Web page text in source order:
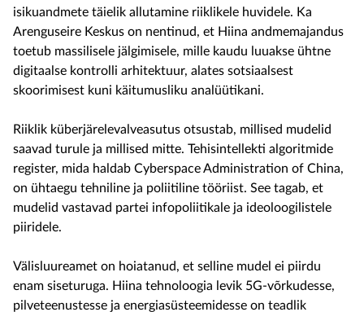
isikuandmete täielik allutamine riiklikele huvidele. Ka
Arenguseire Keskus on nentinud, et Hiina andmemajandus
toetub massilisele jälgimisele, mille kaudu luuakse ühtne
digitaalse kontrolli arhitektuur, alates sotsiaalsest
skoorimisest kuni käitumusliku analüütikani.
Riiklik küberjärelevalveasutus otsustab, millised mudelid
saavad turule ja millised mitte. Tehisintellekti algoritmide
register, mida haldab Cyberspace Administration of China,
on ühtaegu tehniline ja poliitiline tööriist. See tagab, et
mudelid vastavad partei infopoliitikale ja ideoloogilistele
piiridele.
Välisluureamet on hoiatanud, et selline mudel ei piirdu
enam siseturuga. Hiina tehnoloogia levik 5G-võrkudesse,
pilveteenustesse ja energiasüsteemidesse on teadlik